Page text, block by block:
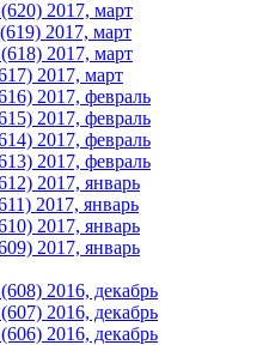
2017, март
2017, март
2017, март
2017, март
2017, февраль
2017, февраль
2017, февраль
2017, февраль
2017, январь
2017, январь
2017, январь
2017, январь
2016, декабрь
2016, декабрь
2016, декабрь